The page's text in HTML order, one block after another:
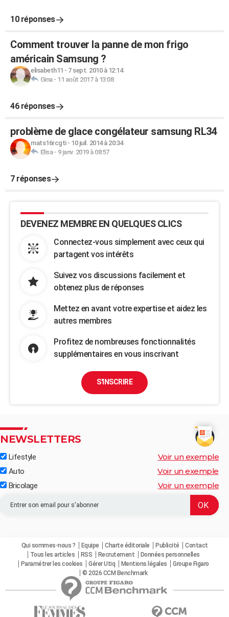
10 réponses
Comment trouver la panne de mon frigo
américain Samsung ?
elisabeth11 - 7 sept. 2010 à 12:14
Gina- 11 août 2017 à 13:08
46 réponses
problème de glace congélateur samsung RL34
mats16rcgti- 10 juil. 2014 à 20:34
Elisa- 9 janv. 2019 à 08:57
7 réponses
DEVENEZ MEMBRE EN QUELQUES CLICS
Connectez-vous simplement avec ceux qui
partagent vos intérêts
Suivez vos discussions facilement et
obtenez plus de réponses
Mettez en avant votre expertise et aidez les
autres membres
Profitez de nombreuses fonctionnalités
supplémentaires en vous inscrivant
S'INSCRIRE
NEWSLETTERS
Lifestyle Voir un exemple
Auto Voir un exemple
Bricolage Voir un exemple
Qui sommes-nous ? Equipe Charte éditoriale Publicité
Contact
Tous les articles
RSS Recrutement
Données personnelles
Paramétrer les cookies
Gérer Utiq Mentions légales
Groupe Figaro
© 2026 CCM Benchmark